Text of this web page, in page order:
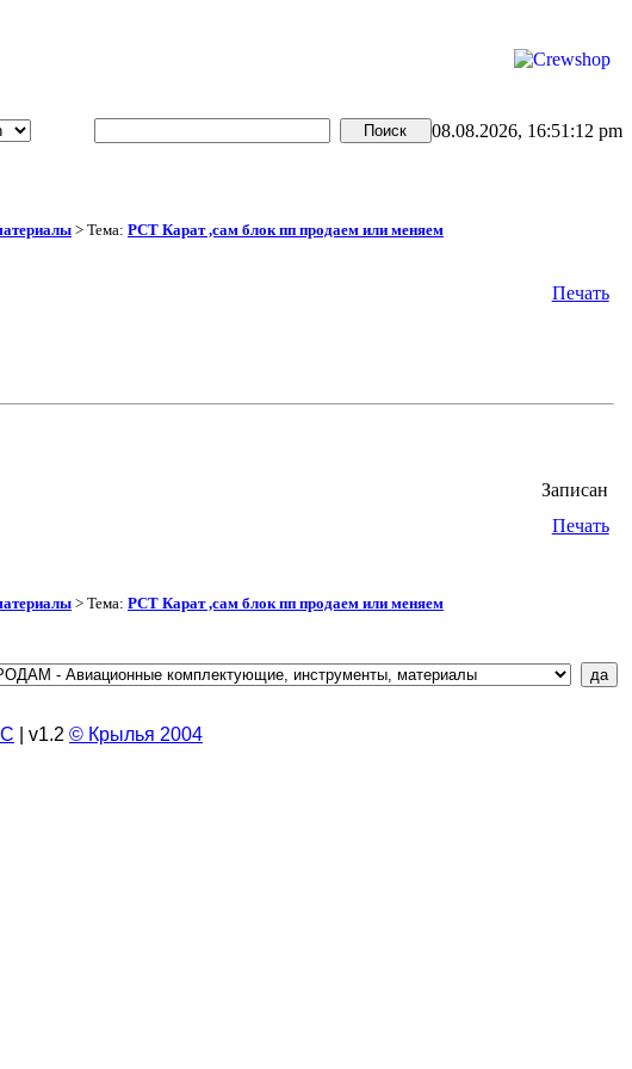
08.08.2026, 16:51:12 pm
> Тема: РСТ Карат ,сам блок пп продаем или меняем
Печать
Записан
Печать
> Тема: РСТ Карат ,сам блок пп продаем или меняем
| v1.2 © Крылья 2004